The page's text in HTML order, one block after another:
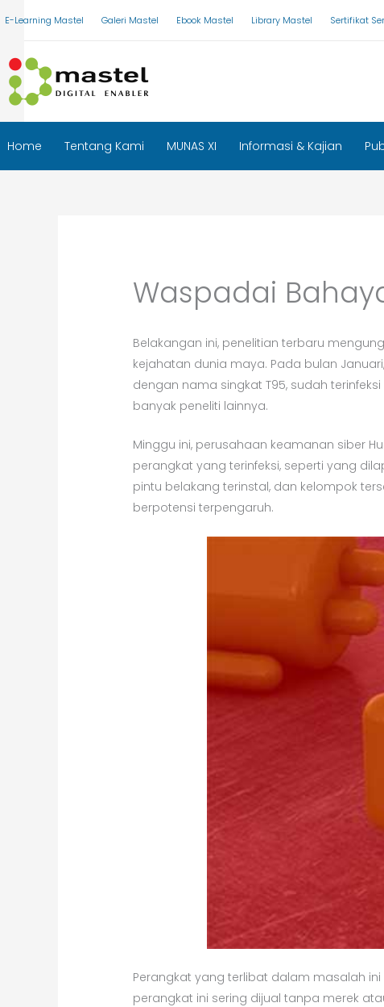
E-Learning Mastel Galeri Mastel Ebook Mastel Library Mastel Sertifikat
Home Tentang Kami MUNAS XI Informasi & Kajian
Waspadai
Belakangan ini, penelitian terbaru
kejahatan dunia maya. Pada bulan
dengan nama singkat T95, sudah
banyak peneliti lainnya.
Minggu ini, perusahaan keamanan siber
perangkat yang terinfeksi, seperti yang
pintu belakang terinstal, dan kelompok
berpotensi terpengaruh.
Perangkat yang terlibat dalam masalah ini
perangkat ini sering dijual tanpa merek